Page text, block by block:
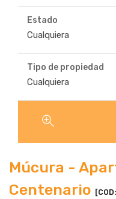
Estado
Cualquiera
Estado
Tipo de propiedad
Cualquiera
Tipo
propiedad
Múcura -
Centenario